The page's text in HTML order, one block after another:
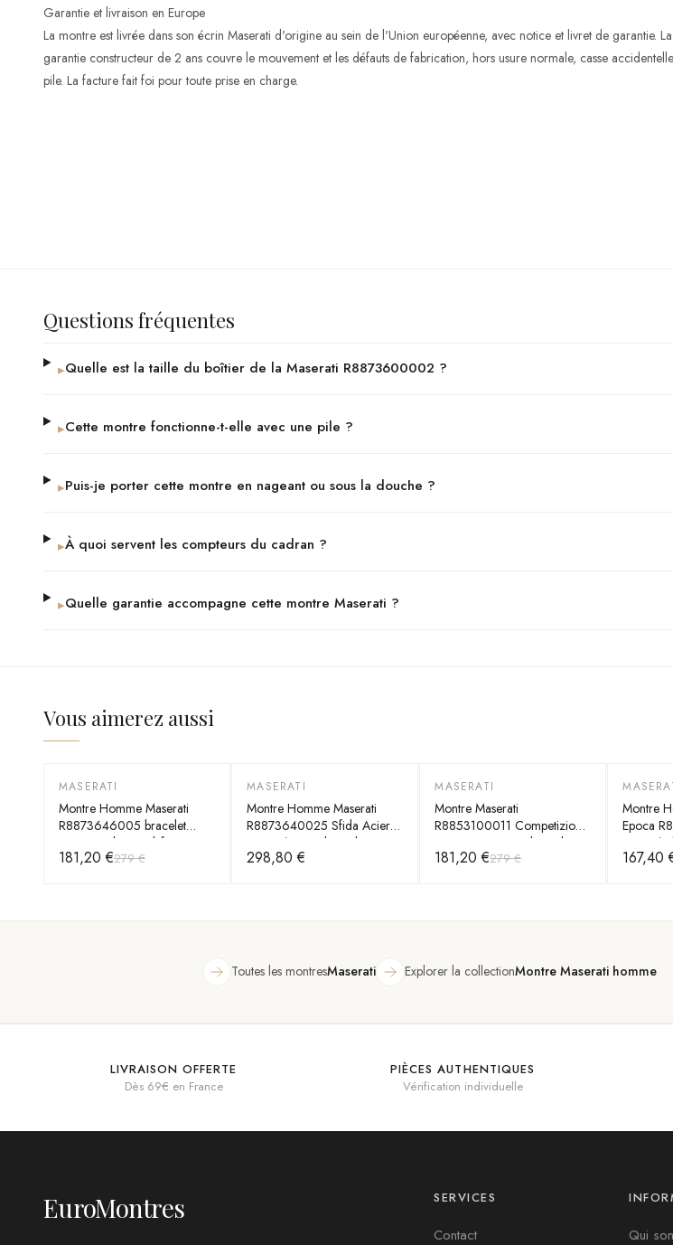
Garantie et livraison en Europe
La montre est livrée dans son écrin Maserati d'origine au sein de l'Union européenne, avec notice et livret de garantie. La
garantie constructeur de 2 ans couvre le mouvement et les défauts de fabrication, hors usure normale, casse
pile. La facture fait foi pour toute prise en charge.
Questions fréquentes
▸Quelle est la taille du boîtier de la Maserati R8873600002 ?
▸Cette montre fonctionne-t-elle avec une pile ?
▸Puis-je porter cette montre en nageant ou sous la douche ?
▸À quoi servent les compteurs du cadran ?
▸Quelle garantie accompagne cette montre Maserati ?
Vous aimerez aussi
-35%
MASERATI
Montre Homme Maserati
R8873646005 bracelet
argent cadran multifonctions
181,20 €279 €
MASERATI
Montre Homme Maserati
R8873640025 Sfida Acier
Argenté et Cadran Bleu
298,80 €
-35%
MASERATI
Montre Maserati
R8853100011 Competizione
en Acier avec Cadran Bleu
181,20 €279 €
-40%
Montre
Epoca
acier
167,40
Toutes les montresMaserati Explorer la collectionMontre Maserati homme
LIVRAISON OFFERTE
Dès 69€ en France
PIÈCES AUTHENTIQUES
Vérification individuelle
EuroMontres SERVICES
Contact Qui